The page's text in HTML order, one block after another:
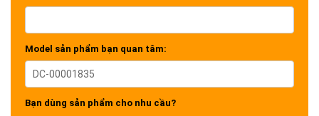
Model sản phẩm bạn quan tâm:
Bạn dùng sản phẩm cho nhu cầu?